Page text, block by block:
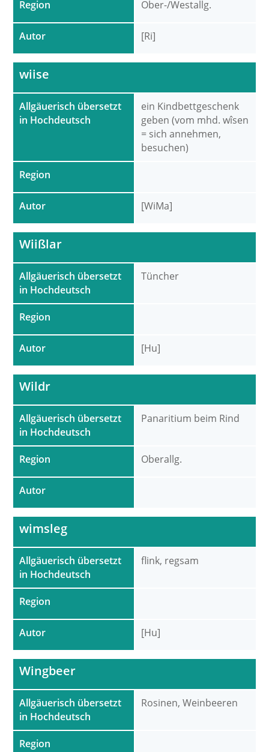
Region
Autor
Ober-/Westallg.
[Ri]
Allgäuerisch übersetzt
in Hochdeutsch
Region
Autor
wiise
ein Kindbettgeschenk
geben (vom mhd. wîsen
= sich annehmen,
besuchen)
[WiMa]
Allgäuerisch übersetzt
in Hochdeutsch
Region
Autor
Wiißlar
Tüncher
[Hu]
Allgäuerisch übersetzt
in Hochdeutsch
Region
Autor
Wildr
Panaritium beim Rind
Oberallg.
Allgäuerisch übersetzt
in Hochdeutsch
Region
Autor
wimsleg
flink, regsam
[Hu]
Allgäuerisch übersetzt
in Hochdeutsch
Region
Wingbeer
Rosinen, Weinbeeren